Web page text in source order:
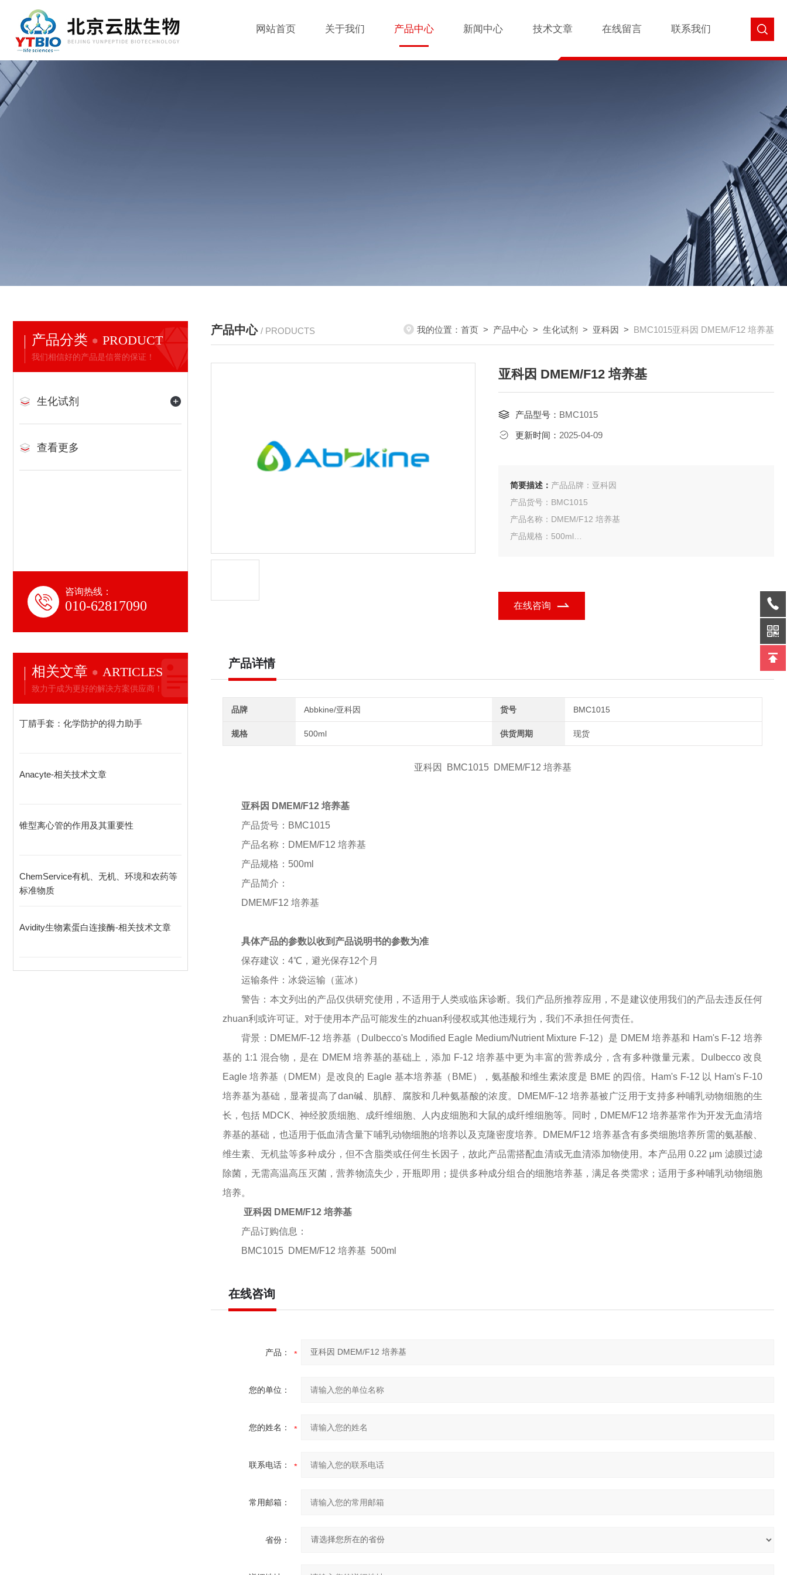
网站首页 关于我们 产品中心 新闻中心 技术文章 在线留言 联系我们
产品分类 PRODUCT
我们相信好的产品是信誉的保证！
生化试剂
查看更多
咨询热线：
010-62817090
相关文章 ARTICLES
致力于成为更好的解决方案供应商！
丁腈手套：化学防护的得力助手
Anacyte-相关技术文章
锥型离心管的作用及其重要性
ChemService有机、无机、环境和农药等
标准物质
Avidity生物素蛋白连接酶-相关技术文章
产品中心 / PRODUCTS 我的位置： 首页 > 产品中心 > 生化试剂 > 亚科因 > BMC1015亚科因 DMEM/F12 培养基
亚科因 DMEM/F12 培养基
产品型号： BMC1015
更新时间： 2025-04-09
简要描述： 产品品牌：亚科因
产品货号：BMC1015
产品名称：DMEM/F12 培养基
产品规格：500ml
在线咨询
产品详情
品牌 Abbkine/亚科因 货号 BMC1015
规格 500ml 供货周期 现货
亚科因 BMC1015 DMEM/F12 培养基
亚科因 DMEM/F12 培养基
产品货号： BMC1015
产品名称： DMEM/F12 培养基
产品规格： 500ml
产品简介：
DMEM/F12 培养基
具体产品的参数以收到产品说明书的参数为准
保存建议： 4℃，避光保存12个月
运输条件：冰袋运输（蓝冰）
警告：本文列出的产品仅供研究使用，不适用于人类或临床诊断。我们产品所推荐应用，不是建议使用我们的产品去违反任何
zhuan利或许可证。对于使用本产品可能发生的zhuan利侵权或其他违规行为，我们不承担任何责任。
背景： DMEM/F-12 培养基（Dulbecco's Modified Eagle Medium/Nutrient Mixture F-12）是 DMEM 培养基和 Ham's F-12 培养
基的 1:1 混合物，是在 DMEM 培养基的基础上，添加 F-12 培养基中更为丰富的营养成分，含有多种微量元素。Dulbecco 改良
Eagle 培养基（DMEM）是改良的 Eagle 基本培养基（BME），氨基酸和维生素浓度是 BME 的四倍。Ham's F-12 以 Ham's F-10
培养基为基础，显著提高了dan碱、肌醇、腐胺和几种氨基酸的浓度。
DMEM/F-12 培养基被广泛用于支持多种哺乳动物细胞的生
长，包括 MDCK、神经胶质细胞、成纤维细胞、人内皮细胞和大鼠的成纤维细胞等。同时，DMEM/F12 培养基常作为开发无血清培
养基的基础，也适用于低血清含量下哺乳动物细胞的培养以及克隆密度培养。DMEM/F12 培养基含有多类细胞培养所需的氨基酸、
维生素、无机盐等多种成分，但不含脂类或任何生长因子，故此产品需搭配血清或无血清添加物使用。本产品用 0.22 μm 滤膜过滤
除菌，无需高温高压灭菌，营养物流失少，开瓶即用；提供多种成分组合的细胞培养基，满足各类需求；适用于多种哺乳动物细胞
培养。
亚科因 DMEM/F12 培养基
产品订购信息：
BMC1015 DMEM/F12 培养基 500ml
在线咨询
产品：
您的单位：
您的姓名：
联系电话：
常用邮箱：
省份：